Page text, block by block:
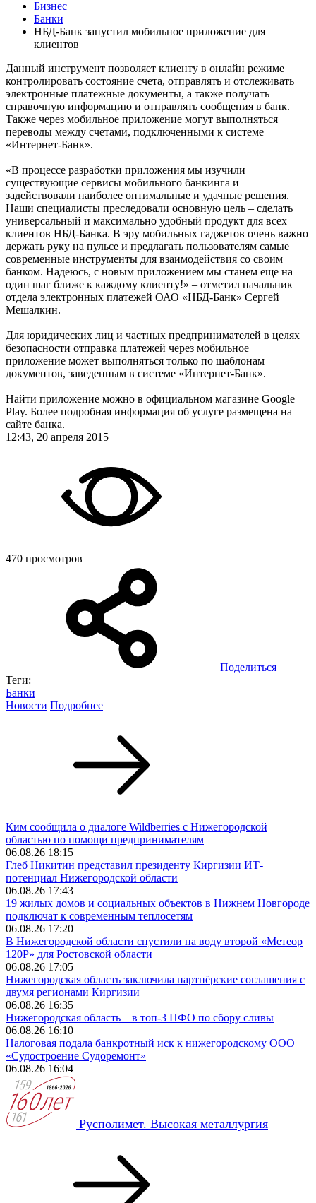
Бизнес
Банки
НБД-Банк запустил мобильное приложение для
клиентов
Данный инструмент позволяет клиенту в онлайн режиме
контролировать состояние счета, отправлять и отслеживать
электронные платежные документы, а также получать
справочную информацию и отправлять сообщения в банк.
Также через мобильное приложение могут выполняться
переводы между счетами, подключенными к системе
«Интернет-Банк».
«В процессе разработки приложения мы изучили
существующие сервисы мобильного банкинга и
задействовали наиболее оптимальные и удачные решения.
Наши специалисты преследовали основную цель – сделать
универсальный и максимально удобный продукт для всех
клиентов НБД-Банка. В эру мобильных гаджетов очень важно
держать руку на пульсе и предлагать пользователям самые
современные инструменты для взаимодействия со своим
банком. Надеюсь, с новым приложением мы станем еще на
один шаг ближе к каждому клиенту!» – отметил начальник
отдела электронных платежей ОАО «НБД-Банк» Сергей
Мешалкин.
Для юридических лиц и частных предпринимателей в целях
безопасности отправка платежей через мобильное
приложение может выполняться только по шаблонам
документов, заведенным в системе «Интернет-Банк».
Найти приложение можно в официальном магазине Google
Play. Более подробная информация об услуге размещена на
сайте банка.
12:43, 20 апреля 2015
470 просмотров
Поделиться
Теги:
Банки
Новости Подробнее
Ким сообщила о диалоге Wildberries с Нижегородской
областью по помощи предпринимателям
06.08.26 18:15
Глеб Никитин представил президенту Киргизии ИТ-
потенциал Нижегородской области
06.08.26 17:43
19 жилых домов и социальных объектов в Нижнем Новгороде
подключат к современным теплосетям
06.08.26 17:20
В Нижегородской области спустили на воду второй «Метеор
120Р» для Ростовской области
06.08.26 17:05
Нижегородская область заключила партнёрские соглашения с
двумя регионами Киргизии
06.08.26 16:35
Нижегородская область – в топ-3 ПФО по сбору сливы
06.08.26 16:10
Налоговая подала банкротный иск к нижегородскому ООО
«Судостроение Судоремонт»
06.08.26 16:04
Русполимет. Высокая металлургия